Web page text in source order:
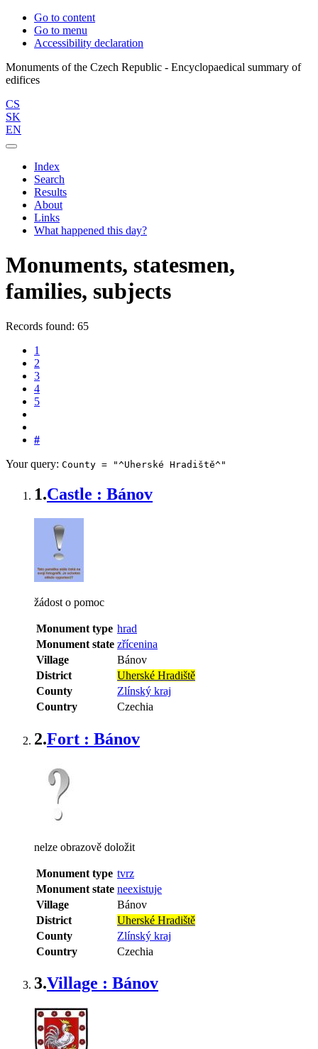
Go to content
Go to menu
Accessibility declaration
Monuments of the Czech Republic - Encyclopaedical summary of
CS
SK
EN
Index
Search
Results
About
Links
What happened this day?
Monuments, statesmen,
families, subjects
Records found: 65
1
2
3
4
5
#
Your query: County = "^Uherské Hradiště^"
1.Castle : Bánov
žádost o pomoc
Monument type hrad
Monument state zřícenina
Village
Bánov
District
Uherské Hradiště
County
Zlínský kraj
Country
Czechia
2.Fort : Bánov
nelze obrazově doložit
Monument type tvrz
Monument state neexistuje
Village
Bánov
District
Uherské Hradiště
County
Zlínský kraj
Country
Czechia
3.Village : Bánov